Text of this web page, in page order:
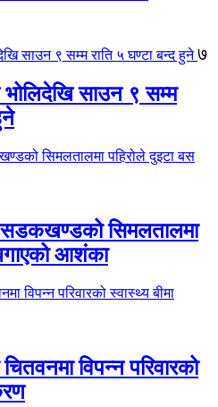
७
साउन ९ सम्म
सडकखण्डको सिमलतालमा
आशंका
विपन्न परिवारको